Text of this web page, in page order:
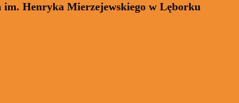
im. Henryka Mierzejewskiego w Lęborku